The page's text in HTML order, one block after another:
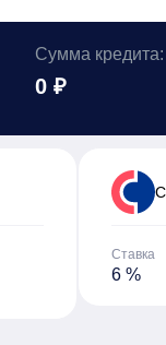
Сумма кредита:
0 ₽
Ставка
6 %